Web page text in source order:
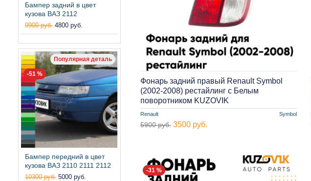
Бампер задний в цвет
кузова ВАЗ 2112
9900 руб. 4800 руб.
Популярная деталь
-51 %
Бампер передний в цвет
кузова ВАЗ 2110 2111 2112
10300 руб. 5000 руб.
Renault Symbol
Фонарь задний правый Renault Symbol
(2002-2008) рестайлинг с Белым
поворотником KUZOVIK
5900 руб. 3500 руб.
-31 %